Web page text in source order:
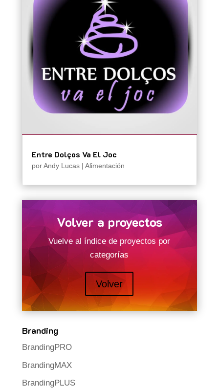
Entre Dolços Va El Joc
porAndy Lucas| Alimentación
Volver a proyectos
Vuelve al índice de proyectos por
categorías
Volver
Branding
BrandingPRO
BrandingMAX
BrandingPLUS